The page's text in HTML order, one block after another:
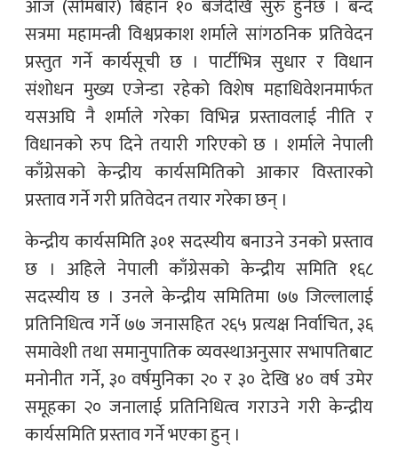
आज (सोमबार) बिहान १० बजेदेखि सुरु हुनेछ । बन्द
सत्रमा महामन्त्री विश्वप्रकाश शर्माले सांगठनिक प्रतिवेदन
प्रस्तुत गर्ने कार्यसूची छ । पार्टीभित्र सुधार र विधान
संशोधन मुख्य एजेन्डा रहेको विशेष महाधिवेशनमार्फत
यसअघि नै शर्माले गरेका विभिन्न प्रस्तावलाई नीति र
विधानको रुप दिने तयारी गरिएको छ । शर्माले नेपाली
काँग्रेसको केन्द्रीय कार्यसमितिको आकार विस्तारको
प्रस्ताव गर्ने गरी प्रतिवेदन तयार गरेका छन् ।
केन्द्रीय कार्यसमिति ३०१ सदस्यीय बनाउने उनको प्रस्ताव
छ । अहिले नेपाली काँग्रेसको केन्द्रीय समिति १६८
सदस्यीय छ । उनले केन्द्रीय समितिमा ७७ जिल्लालाई
प्रतिनिधित्व गर्ने ७७ जनासहित २६५ प्रत्यक्ष निर्वाचित, ३६
समावेशी तथा समानुपातिक व्यवस्थाअनुसार सभापतिबाट
मनोनीत गर्ने, ३० वर्षमुनिका २० र ३० देखि ४० वर्ष उमेर
समूहका २० जनालाई प्रतिनिधित्व गराउने गरी केन्द्रीय
कार्यसमिति प्रस्ताव गर्ने भएका हुन् ।